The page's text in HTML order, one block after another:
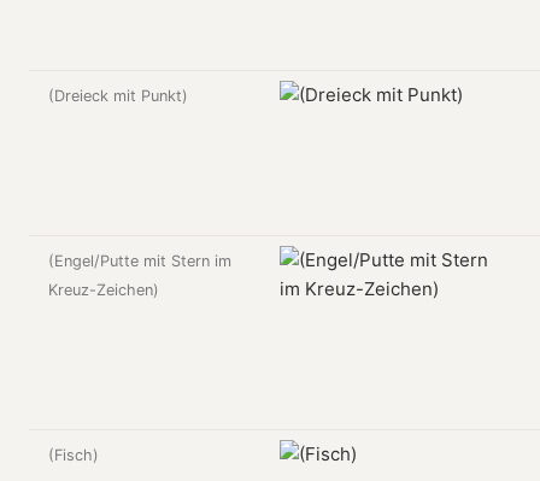
(Dreieck mit Punkt)
(Engel/Putte mit Stern im
Kreuz-Zeichen)
(Fisch)